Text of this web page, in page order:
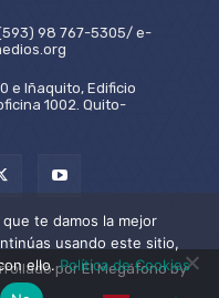
98 767-5305/ e-
e Iñaquito, Edificio
1002. Quito-
por El Megáfono by
te damos la mejor
usando este sitio,
ello.Política de Cookies